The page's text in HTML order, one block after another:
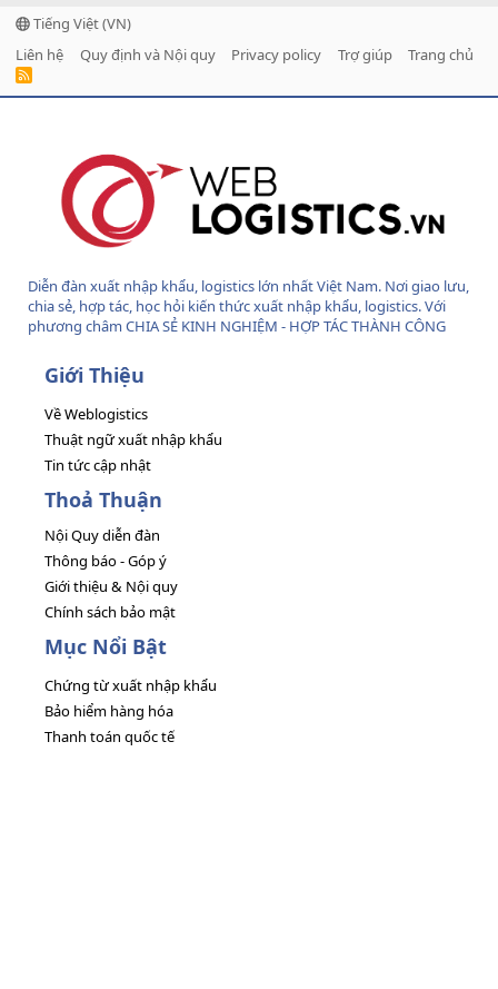
Tiếng Việt (VN)
Liên hệ
Quy định và Nội quy Privacy policy Trợ giúp Trang chủ
R
Diễn đàn xuất nhập khẩu, logistics lớn nhất Việt Nam. Nơi giao lưu,
chia sẻ, hợp tác, học hỏi kiến thức xuất nhập khẩu, logistics. Với
phương châm CHIA SẺ KINH NGHIỆM - HỢP TÁC THÀNH CÔNG
Giới Thiệu
Về Weblogistics
Thuật ngữ xuất nhập khẩu
Tin tức cập nhật
Thoả Thuận
Nội Quy diễn đàn
Thông báo - Góp ý
Giới thiệu & Nội quy
Chính sách bảo mật
Mục Nổi Bật
Chứng từ xuất nhập khẩu
Bảo hiểm hàng hóa
Thanh toán quốc tế